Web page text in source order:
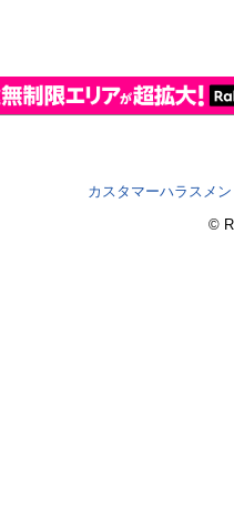
カスタマーハラスメ
©